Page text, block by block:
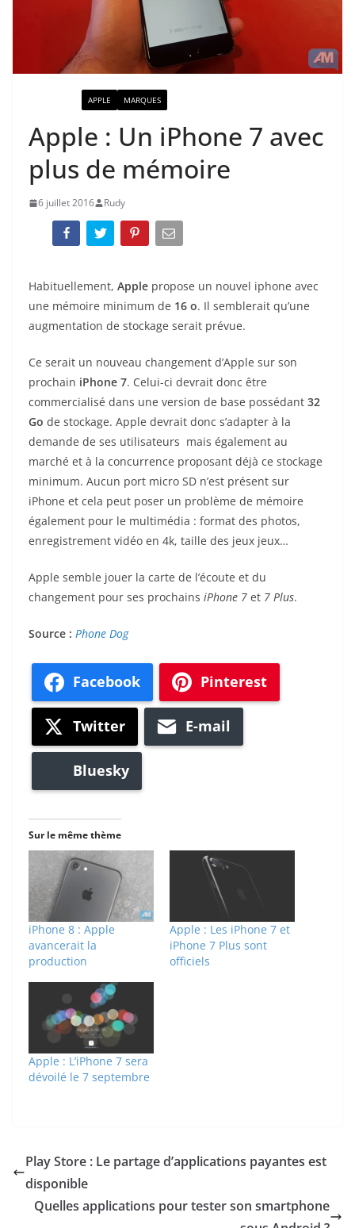
APPLE MARQUES
Apple : Un iPhone 7 avec
plus de mémoire
6 juillet 2016 Rudy
Habituellement, Apple propose un nouvel iphone avec
une mémoire minimum de 16 o. Il semblerait qu’une
augmentation de stockage serait prévue.
Ce serait un nouveau changement d’Apple sur son
prochain iPhone 7. Celui-ci devrait donc être
commercialisé dans une version de base possédant 32
Go de stockage. Apple devrait donc s’adapter à la
demande de ses utilisateurs mais également au
marché et à la concurrence proposant déjà ce stockage
minimum. Aucun port micro SD n’est présent sur
iPhone et cela peut poser un problème de mémoire
également pour le multimédia : format des photos,
enregistrement vidéo en 4k, taille des jeux jeux…
Apple semble jouer la carte de l’écoute et du
changement pour ses prochains iPhone 7 et 7 Plus.
Source : Phone Dog
Facebook Pinterest
Twitter E-mail
Bluesky
Sur le même thème
iPhone 8 : Apple
avancerait la
production
Apple : Les iPhone 7 et
iPhone 7 Plus sont
officiels
Apple : L’iPhone 7 sera
dévoilé le 7 septembre
Play Store : Le partage d’applications payantes est
disponible
Quelles applications pour tester son smartphone